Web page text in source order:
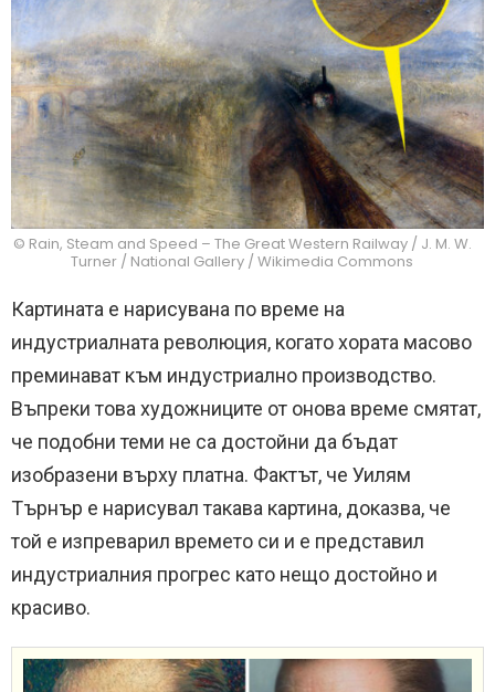
© Rain, Steam and Speed – The Great Western Railway / J. M. W.
Turner / National Gallery / Wikimedia Commons
Картината е нарисувана по време на
индустриалната революция, когато хората масово
преминават към индустриално производство.
Въпреки това художниците от онова време смятат,
че подобни теми не са достойни да бъдат
изобразени върху платна. Фактът, че Уилям
Търнър е нарисувал такава картина, доказва, че
той е изпреварил времето си и е представил
индустриалния прогрес като нещо достойно и
красиво.